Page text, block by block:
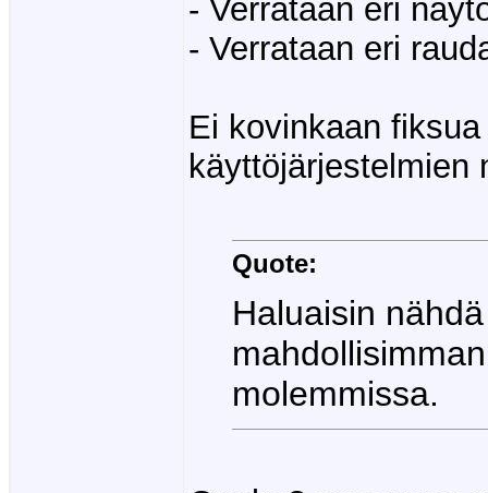
- Verrataan eri
- Verrataan eri
Ei kovinkaan
käyttöjärjestelmien
Quote:
Haluaisin
molemmissa.